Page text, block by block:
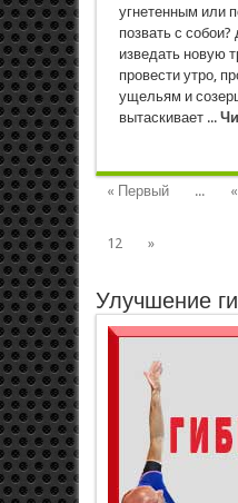
угнетенным или
позвать с
изведать новую
провести утро,
ущельям и
вытаскивает ...
« Первый ... «
12
»
Улучшение